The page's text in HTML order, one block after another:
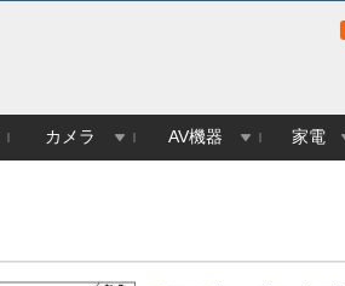
カメラ AV機器 家電